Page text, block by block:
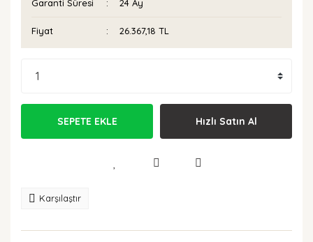
Garanti Süresi 24 Ay
Fiyat 26.367,18 TL
SEPETE EKLE Hızlı Satın Al
Karşılaştır